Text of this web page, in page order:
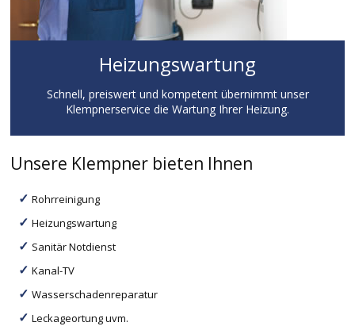
Heizungswartung
Schnell, preiswert und kompetent übernimmt unser
Klempnerservice die Wartung Ihrer Heizung.
Unsere Klempner bieten Ihnen
Rohrreinigung
Heizungswartung
Sanitär Notdienst
Kanal-TV
Wasserschadenreparatur
Leckageortung uvm.